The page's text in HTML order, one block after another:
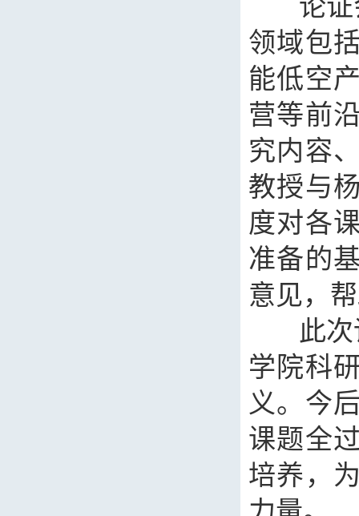
论证会
领域包
能低空
营等前
究内容
教授与
度对各
准备的
意见，
此次论
学院科
义。今
课题全
培养，